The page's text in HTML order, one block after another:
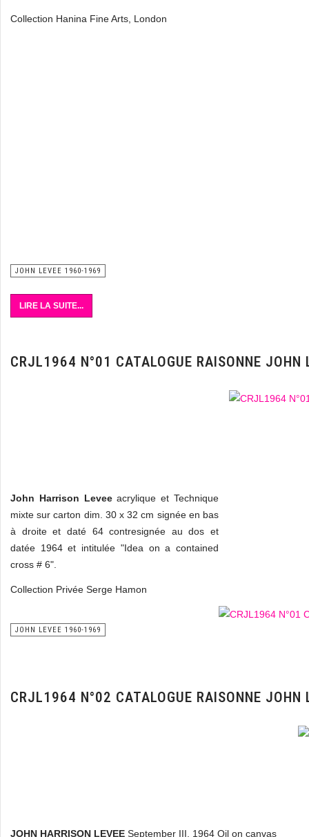
Collection Hanina Fine Arts, London
JOHN LEVEE 1960-1969
LIRE LA SUITE...
CRJL1964 N°01 CATALOGUE RAISONNE JOHN
John Harrison Leveeacrylique et Technique
mixte sur carton dim. 30 x 32 cm signée en bas
à droite et daté 64 contresignée au dos et
datée 1964 et intitulée "Idea on a contained
cross # 6".
Collection Privée Serge Hamon
JOHN LEVEE 1960-1969
CRJL1964 N°02 CATALOGUE RAISONNE JOHN
JOHN HARRISON LEVEE September III, 1964 Oil on canvas